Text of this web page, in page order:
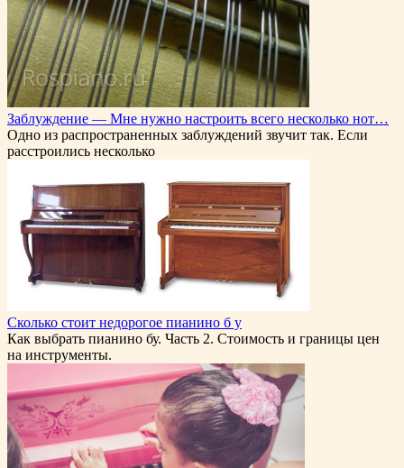
Заблуждение — Мне нужно настроить всего несколько нот…
Одно из распространенных заблуждений звучит так. Если
расстроились несколько
Сколько стоит недорогое пианино б у
Как выбрать пианино бу. Часть 2. Стоимость и границы цен
на инструменты.